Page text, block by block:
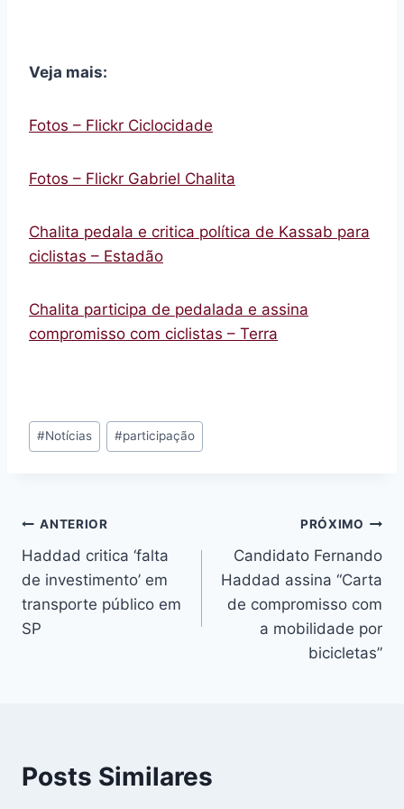
Veja mais:
Fotos – Flickr Ciclocidade
Fotos – Flickr Gabriel Chalita
Chalita pedala e critica política de Kassab para
ciclistas – Estadão
Chalita participa de pedalada e assina
compromisso com ciclistas – Terra
Tags
do
#Notícias #participação
Navegação
de
Post
ANTERIOR
Haddad critica ‘falta
de investimento’ em
transporte público em
SP
PRÓXIMO
Candidato Fernando
Haddad assina “Carta
de compromisso com
a mobilidade por
bicicletas”
Posts Similares